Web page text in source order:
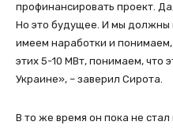
профинансировать проект.
Но это будущее. И мы должны
имеем наработки и
этих 5-10 МВт, понимаем, что
Украине», – заверил Сирота.
В то же время он пока не